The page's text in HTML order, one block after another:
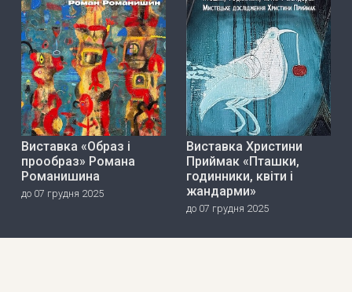
Виставка «Образ і
прообраз» Романа
Романишина
до 07 грудня 2025
Виставка Христини
Приймак «Пташки,
годинники, квіти і
жандарми»
до 07 грудня 2025